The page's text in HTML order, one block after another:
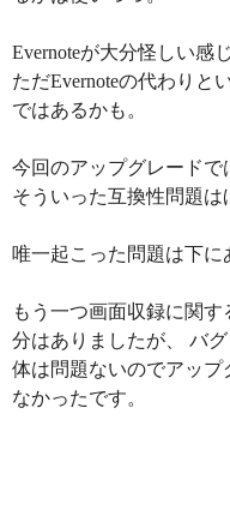
Evernoteが大分怪しい感
ただEvernoteの代わりと
ではあるかも。
今回のアップグレード
そういった互換性問題は
唯一起こった問題は下に
もう一つ画面収録に関
分はありましたが、 バ
体は問題ないのでアッ
なかったです。